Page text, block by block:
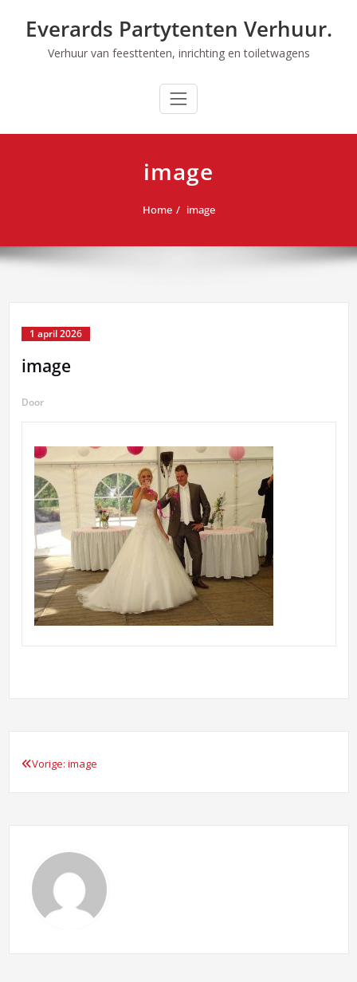
Everards Partytenten Verhuur.
Verhuur van feesttenten, inrichting en toiletwagens
image
Home image
1 april 2026
image
Door
Bericht
Vorige: image